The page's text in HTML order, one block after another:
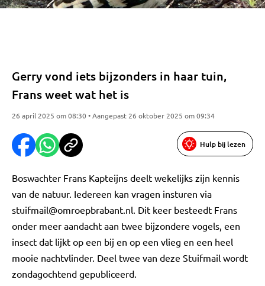
Gerry vond iets bijzonders in haar tuin,
Frans weet wat het is
26 april 2025 om 08:30 • Aangepast 26 oktober 2025 om 09:34
Hulp bij lezen
Boswachter Frans Kapteijns deelt wekelijks zijn kennis
van de natuur. Iedereen kan vragen insturen via
stuifmail@omroepbrabant.nl. Dit keer besteedt Frans
onder meer aandacht aan twee bijzondere vogels, een
insect dat lijkt op een bij en op een vlieg en een heel
mooie nachtvlinder. Deel twee van deze Stuifmail wordt
zondagochtend gepubliceerd.